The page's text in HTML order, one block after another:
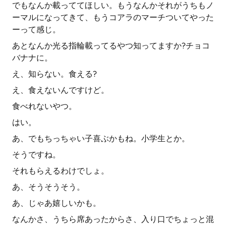
でもなんか載っててほしい。もうなんかそれがうちもノ
ーマルになってきて、もうコアラのマーチついてやった
ーって感じ。
あとなんか光る指輪載ってるやつ知ってますか?チョコ
バナナに。
え、知らない。食える?
え、食えないんですけど。
食べれないやつ。
はい。
あ、でもちっちゃい子喜ぶかもね。小学生とか。
そうですね。
それもらえるわけでしょ。
あ、そうそうそう。
あ、じゃあ嬉しいかも。
なんかさ、うちら席あったからさ、入り口でちょっと混